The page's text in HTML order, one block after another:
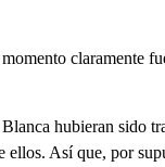
claramente
hubieran sido
ellos. Así que, por